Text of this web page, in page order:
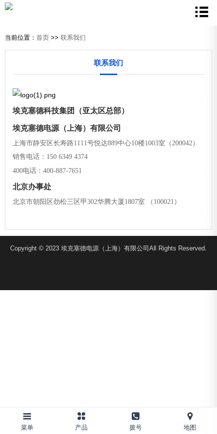
当前位置： 首页 >> 联系我们
联系我们
埃克塞德科技集团（亚太区总部）
埃克塞德电源（上海）有限公司
上海市静安区长寿路1111号悦达889中心10楼1003室（200042）
销售电话：150 6349 4374
400电话：400-887-7651
北京办事处
北京市朝阳区劲松三区甲302华腾大厦1807室 （100021）
Copyright © 2023 埃克塞德电源（上海）有限公司All Rights Reserved.
菜单 产品 拨号 地图